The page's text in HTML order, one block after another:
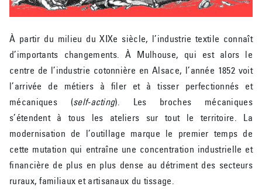
À partir du milieu du XIXe siècle, l’industrie textile connaît
d’importants changements. À Mulhouse, qui est alors le
centre de l’industrie cotonnière en Alsace, l’année 1852 voit
l’arrivée de métiers à filer et à tisser perfectionnés et
mécaniques (self-acting). Les broches mécaniques
s’étendent à tous les ateliers sur tout le territoire. La
modernisation de l’outillage marque le premier temps de
cette mutation qui entraîne une concentration industrielle et
financière de plus en plus dense au détriment des secteurs
ruraux, familiaux et artisanaux du tissage.